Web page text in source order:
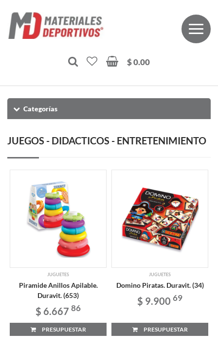
$ 0.00
Categorías
JUEGOS - DIDACTICOS - ENTRETENIMIENTO
JUGUETES
Piramide Anillos Apilable.
Duravit. (653)
$ 6.667 86
PRESUPUESTAR
JUGUETES
Domino Piratas. Duravit. (34)
$ 9.900 69
PRESUPUESTAR